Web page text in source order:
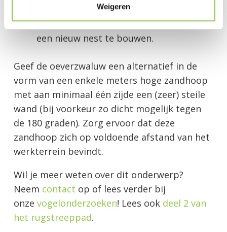
Weigeren
weekend is al voldoende voor een
oeverzwaluw om de locatie te vinden en
een nieuw nest te bouwen.
Geef de oeverzwaluw een alternatief in de
vorm van een enkele meters hoge zandhoop
met aan minimaal één zijde een (zeer) steile
wand (bij voorkeur zo dicht mogelijk tegen
de 180 graden). Zorg ervoor dat deze
zandhoop zich op voldoende afstand van het
werkterrein bevindt.
Wil je meer weten over dit onderwerp?
Neem contact op of lees verder bij
onze vogelonderzoeken! Lees ook deel 2 van
het rugstreeppad.